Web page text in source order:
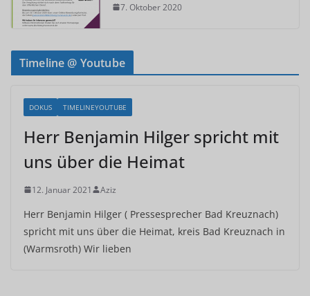
7. Oktober 2020
Timeline @ Youtube
DOKUS TIMELINEYOUTUBE
Herr Benjamin Hilger spricht mit
uns über die Heimat
12. Januar 2021 Aziz
Herr Benjamin Hilger ( Pressesprecher Bad Kreuznach)
spricht mit uns über die Heimat, kreis Bad Kreuznach in
(Warmsroth) Wir lieben